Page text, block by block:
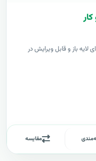
باز و قابل ویرایش در
مقایسه